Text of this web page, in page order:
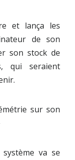
et lança les
de son
son stock de
qui seraient
sur son
va se